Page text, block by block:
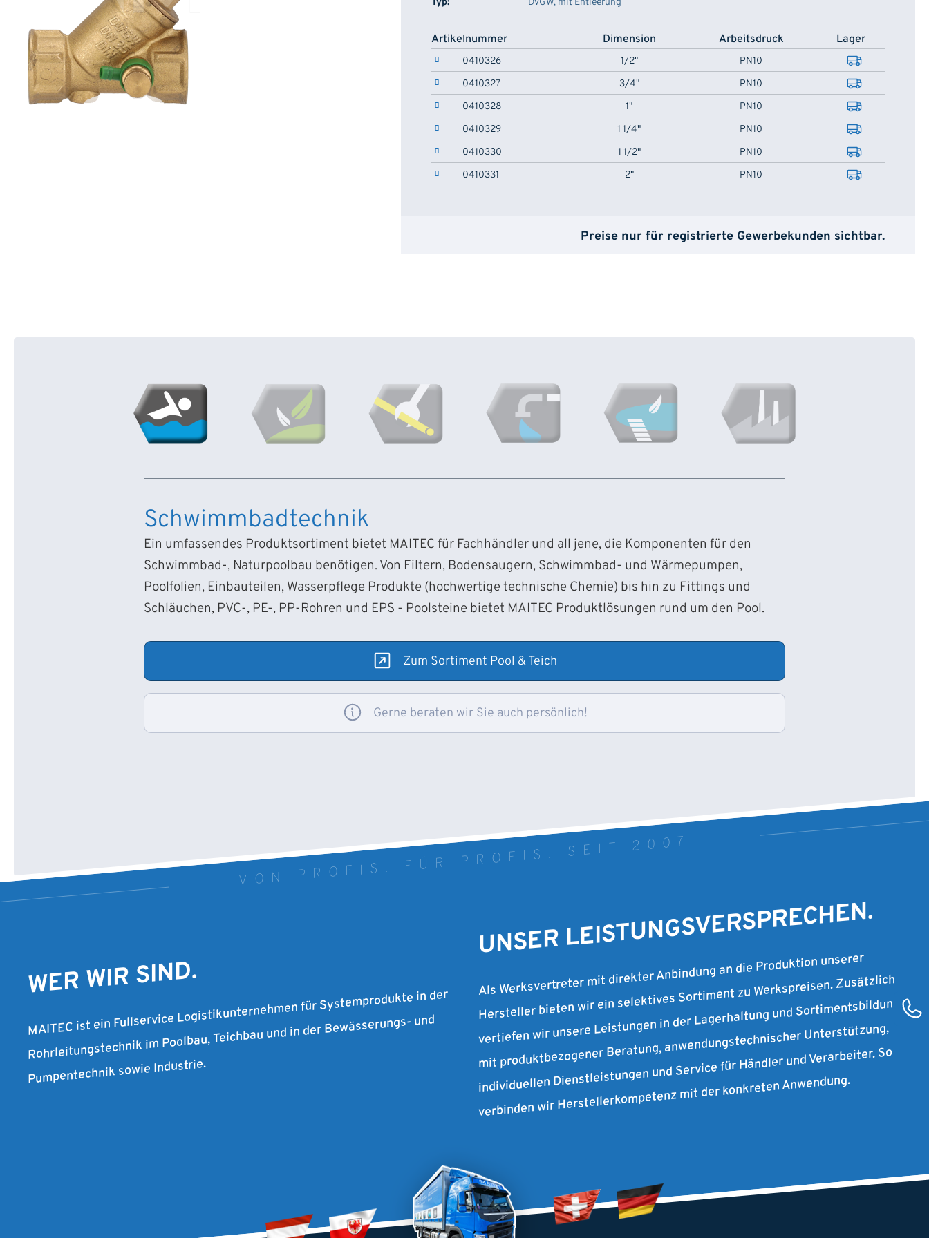
Typ:
DVGW, mit Entleerung
Artikelnummer Dimension Arbeitsdruck Lager
0410326 1/2"
PN10
0410327
3/4"
PN10
0410328
1"
PN10
0410329
1 1/4"
PN10
0410330
1 1/2"
PN10
0410331
2" PN10
Preise nur für registrierte Gewerbekunden sichtbar.
Schwimmbadtechnik
Ein umfassendes Produktsortiment bietet MAITEC für Fachhändler und all jene, die Komponenten für den
Schwimmbad-, Naturpoolbau benötigen. Von Filtern, Bodensaugern, Schwimmbad- und Wärmepumpen,
Poolfolien, Einbauteilen, Wasserpflege Produkte (hochwertige technische Chemie) bis hin zu Fittings und
Schläuchen, PVC-, PE-, PP-Rohren und EPS - Poolsteine bietet MAITEC Produktlösungen rund um den Pool.
Zum Sortiment Pool & Teich
Gerne beraten wir Sie auch persönlich!
VON PROFIS. FÜR PROFIS. SEIT 2007
WER WIR SIND.
MAITEC ist ein Fullservice Logistikunternehmen für Systemprodukte in der
Rohrleitungstechnik im Poolbau, Teichbau und in der Bewässerungs- und
Pumpentechnik sowie Industrie.
UNSER LEISTUNGSVERSPRECHEN.
Als Werksvertreter mit direkter Anbindung an die Produktion unserer
Hersteller bieten wir ein selektives Sortiment zu Werkspreisen. Zusätzlich
vertiefen wir unsere Leistungen in der Lagerhaltung und Sortimentsbildung
mit produktbezogener Beratung, anwendungstechnischer Unterstützung,
individuellen Dienstleistungen und Service für Händler und Verarbeiter. So
verbinden wir Herstellerkompetenz mit der konkreten Anwendung.